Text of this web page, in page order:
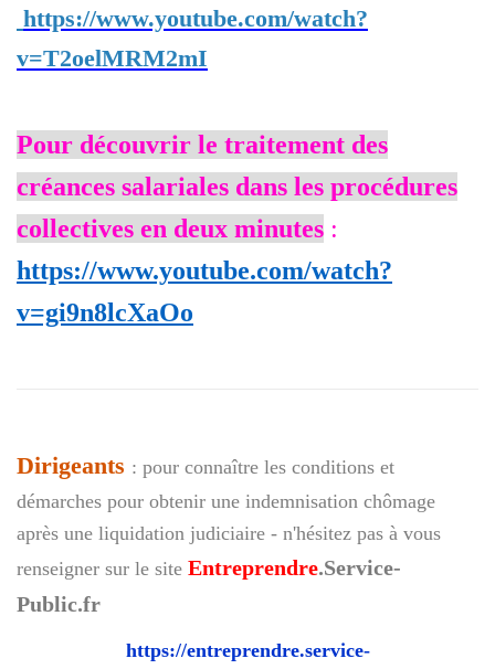
https://www.youtube.com/watch?
v=T2oelMRM2mI
Pour découvrir le traitement des
créances salariales dans les procédures
collectives en deux minutes :
https://www.youtube.com/watch?
v=gi9n8lcXaOo
Dirigeants : pour connaître les conditions et
démarches pour obtenir une indemnisation chômage
après une liquidation judiciaire - n'hésitez pas à vous
renseigner sur le site Entreprendre.Service-
Public.fr
https://entreprendre.service-